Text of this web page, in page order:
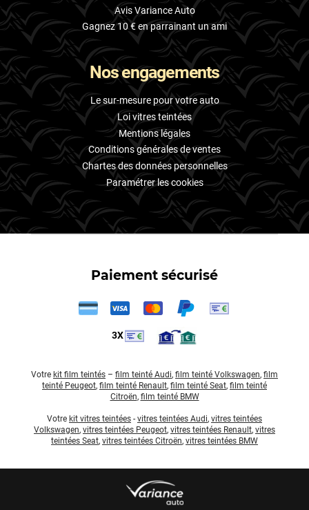
Tesla
Toyota
Volkswagen
Volvo
Xpeng
Avis Variance Auto
Gagnez 10 € en parrainant un ami
Nos engagements
Le sur-mesure pour votre auto
Loi vitres teintées
Mentions légales
Conditions générales de ventes
Chartes des données personnelles
Paramétrer les cookies
Paiement sécurisé
3X
Votre kit film teintés – film teinté Audi, film teinté Volkswagen, film
teinté Peugeot, film teinté Renault, film teinté Seat, film teinté
Citroën, film teinté BMW
Votre kit vitres teintées - vitres teintées Audi, vitres teintées
Volkswagen, vitres teintées Peugeot, vitres teintées Renault, vitres
teintées Seat, vitres teintées Citroën, vitres teintées BMW